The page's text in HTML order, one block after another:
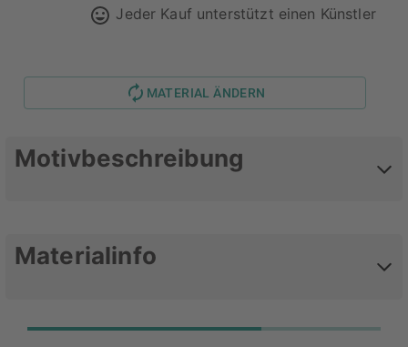
Jeder Kauf unterstützt einen Künstler
MATERIAL ÄNDERN
Motivbeschreibung
Materialinfo
Werte dein Lieblingsposter mit